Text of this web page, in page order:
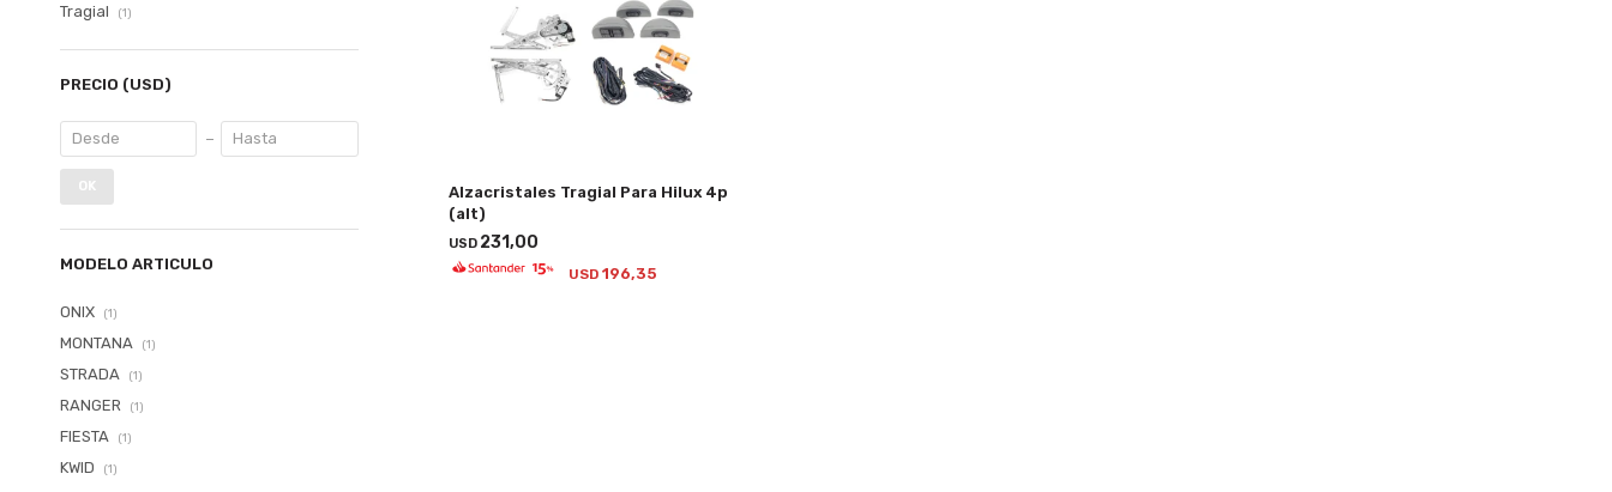
Alzacristales Tragial Para Hilux 4p
(alt)
USD 231,00
USD 196,35
Tragial (1)
PRECIO (USD)
OK
MODELO ARTICULO
ONIX (1)
MONTANA (1)
STRADA (1)
RANGER (1)
FIESTA (1)
KWID (1)